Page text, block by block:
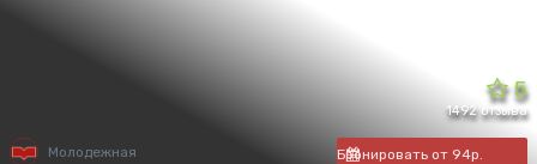
5
1492 отзыва
Молодежная Бронировать от 94р.